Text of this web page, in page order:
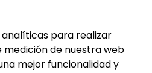
analíticas para realizar
medición de nuestra web
mejor funcionalidad y